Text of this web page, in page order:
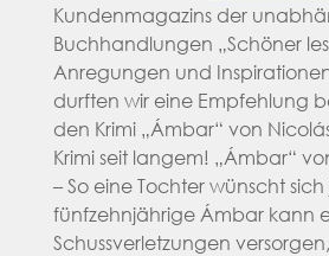
Kundenmagazins der
Buchhandlungen „Schöner
Anregungen und
durften wir eine Empfehlung
den Krimi „Ámbar“ von
Krimi seit langem! „Ámbar“
– So eine Tochter wünscht
fünfzehnjährige Ámbar kann
Schussverletzungen